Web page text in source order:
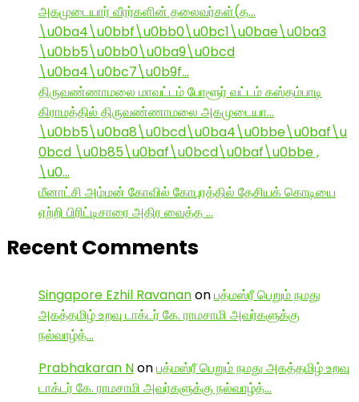
அகமுடையார் வீரர்களின் தலைவர்கள்(த…
\u0ba4\u0bbf\u0bb0\u0bc1\u0bae\u0ba3
\u0bb5\u0bb0\u0ba9\u0bcd
\u0ba4\u0bc7\u0b9f…
திருவண்ணாமலை மாவட்டம் போளூர் வட்டம் கஸ்தம்பாடி
கிராமத்தில் திருவண்ணாமலை அகமுடையா…
\u0bb5\u0ba8\u0bcd\u0ba4\u0bbe\u0baf\u
0bcd \u0b85\u0baf\u0bcd\u0baf\u0bbe ,
\u0…
மீனாட்சி அம்மன் கோவில் கோபுரத்தில் தேசியக் கொடியை
ஏற்றி பிரிட்டிசாரை அதிர வைத்த …
Recent Comments
Singapore Ezhil Ravananonபத்மஸ்ரீ பெறும் நமது
அகத்தமிழ் உறவு டாக்டர் கே. ராமசாமி அவர்களுக்கு
நல்வாழ்த்…
Prabhakaran Nonபத்மஸ்ரீ பெறும் நமது அகத்தமிழ் உறவு
டாக்டர் கே. ராமசாமி அவர்களுக்கு நல்வாழ்த்…